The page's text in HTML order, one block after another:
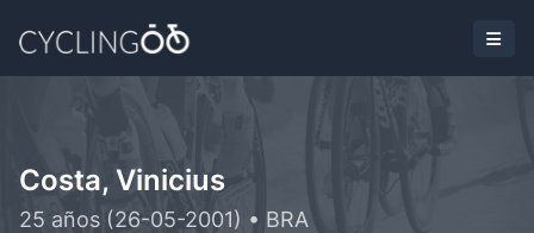
Costa, Vinicius
25 años (26-05-2001) • BRA